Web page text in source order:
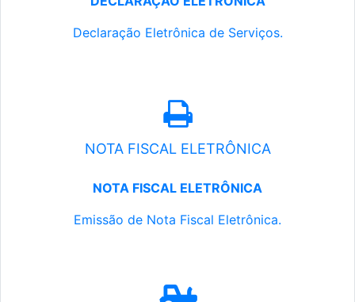
Declaração Eletrônica de Serviços.
NOTA FISCAL ELETRÔNICA
NOTA FISCAL ELETRÔNICA
Emissão de Nota Fiscal Eletrônica.